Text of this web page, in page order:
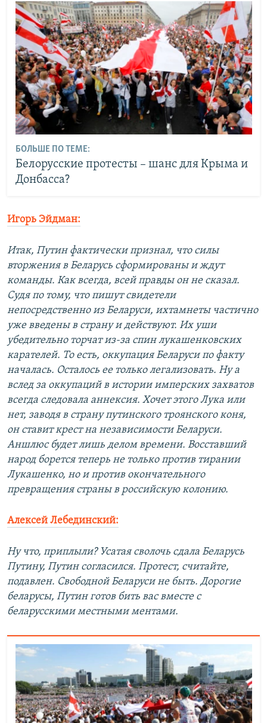
БОЛЬШЕ ПО ТЕМЕ:
Белорусские протесты – шанс для Крыма и
Донбасса?
Игорь Эйдман:
Итак, Путин фактически признал, что силы
вторжения в Беларусь сформированы и ждут
команды. Как всегда, всей правды он не сказал.
Судя по тому, что пишут свидетели
непосредственно из Беларуси, ихтамнеты частично
уже введены в страну и действуют. Их уши
убедительно торчат из-за спин лукашенковских
карателей. То есть, оккупация Беларуси по факту
началась. Осталось ее только легализовать. Ну а
вслед за оккупаций в истории имперских захватов
всегда следовала аннексия. Хочет этого Лука или
нет, заводя в страну путинского троянского коня,
он ставит крест на независимости Беларуси.
Аншлюс будет лишь делом времени. Восставший
народ борется теперь не только против тирании
Лукашенко, но и против окончательного
превращения страны в российскую колонию.
Алексей Лебединский:
Ну что, приплыли? Усатая сволочь сдала Беларусь
Путину, Путин согласился. Протест, считайте,
подавлен. Свободной Беларуси не быть. Дорогие
беларусы, Путин готов бить вас вместе с
беларусскими местными ментами.